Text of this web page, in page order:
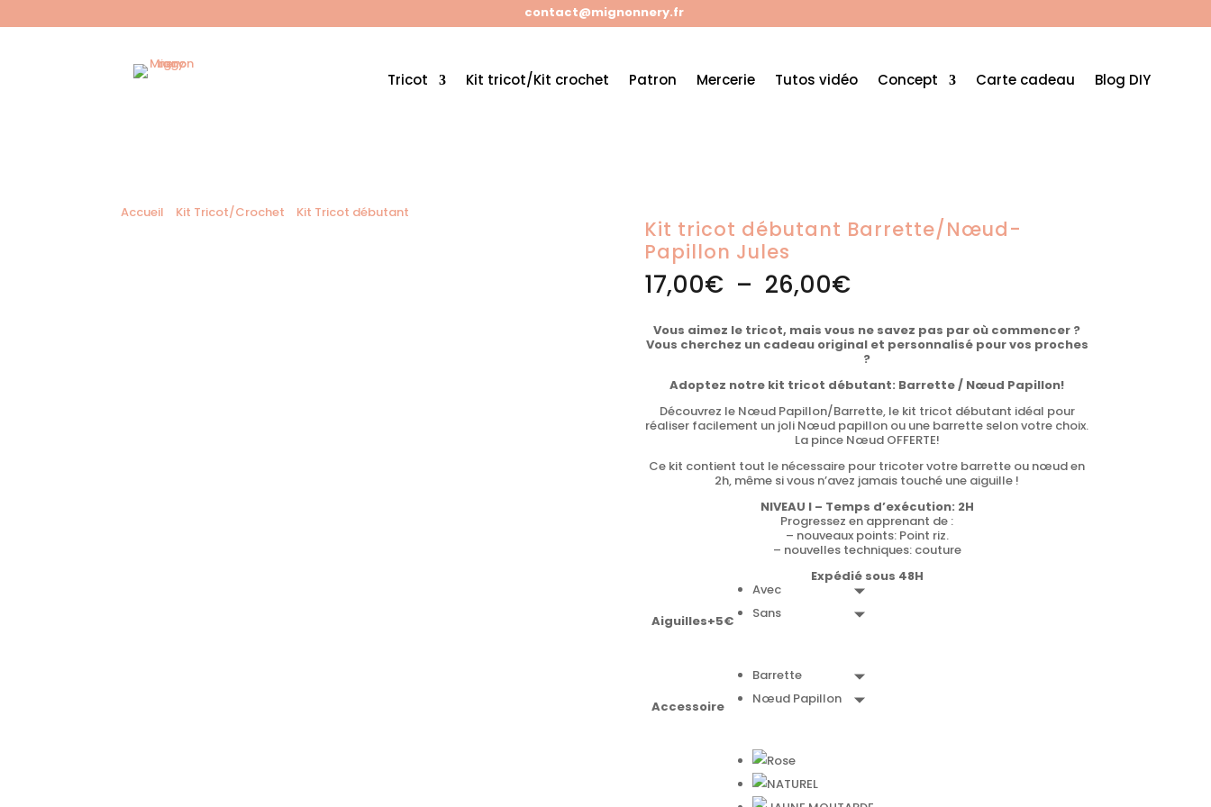
contact@mignonnery.fr
Tricot Kit tricot/Kit crochet Patron Mercerie Tutos vidéo Concept Carte cadeau Blog DIY
Accueil Kit Tricot/Crochet Kit Tricot débutant
Kit tricot débutant Barrette/Nœud-
Papillon Jules
17,00€ – 26,00€Plage
de
à
26,00€
Vous aimez le tricot, mais vous ne savez pas par où commencer ?
Vous cherchez un cadeau original et personnalisé pour vos proches
?
Adoptez notre kit tricot débutant: Barrette / Nœud Papillon!
Découvrez le Nœud Papillon/Barrette, le kit tricot débutant idéal pour
réaliser facilement un joli Nœud papillon ou une barrette selon votre choix.
La pince Nœud OFFERTE!
Ce kit contient tout le nécessaire pour tricoter votre barrette ou nœud en
2h, même si vous n’avez jamais touché une aiguille !
NIVEAU I – Temps d’exécution: 2H
Progressez en apprenant de :
– nouveaux points: Point riz.
– nouvelles techniques: couture
Expédié sous 48H
Aiguilles+5€
Avec
Sans
Accessoire
Barrette
Nœud Papillon